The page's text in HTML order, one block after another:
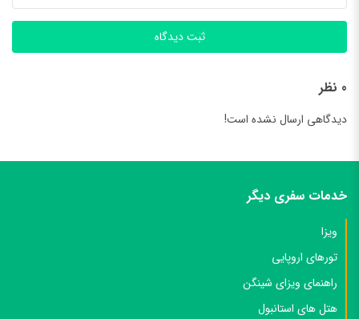
ثبت دیدگاه
0 نظر
دیدگاهی ارسال نشده است!
خدمات سفری دیگر
ویزا
تورهای اروپایی
راهنمای ویزای شینگن
هتل های استانبول